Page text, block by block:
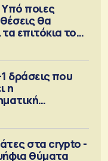
ποιες
θα
επιτόκια τον
δράσεις που
η
στα crypto -
θύματα